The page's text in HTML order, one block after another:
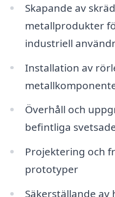
Skapande av
metallprodukter
industriell
Installation av
Överhåll och
befintliga
Projektering och
prototyper
Säkerställande av